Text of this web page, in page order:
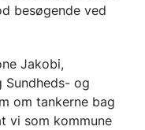
besøgende ved
Jakobi,
Sundheds- og
om tankerne bag
vi som kommune